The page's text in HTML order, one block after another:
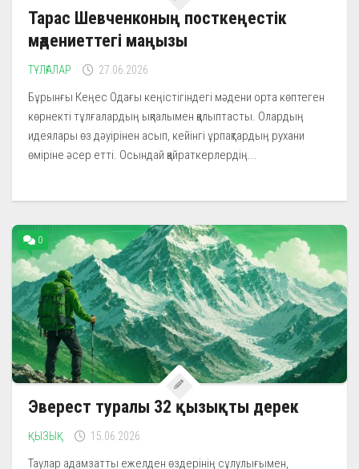
Тарас Шевченконың посткеңестік
мәдениеттегі маңызы
ТҰЛҒАЛАР 27.06.2026
Бұрынғы Кеңес Одағы кеңістігіндегі мәдени орта көптеген
көрнекті тұлғалардың ықпалымен қалыптасты. Олардың
идеялары өз дәуірінен асып, кейінгі ұрпақтардың рухани
өміріне әсер етті. Осындай қайраткерлердің...
0
Эверест туралы 32 қызықты дерек
ҚЫЗЫҚ 15.06.2026
Таулар адамзатты ежелден өздерінің сұлулығымен,